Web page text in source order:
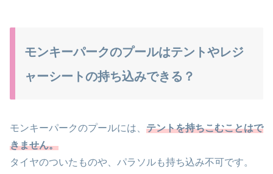
モンキーパークのプールはテントやレジ
ャーシートの持ち込みできる？
モンキーパークのプールには、 テントを持ちこむことはで
きません。
タイヤのついたものや、パラソルも持ち込み不可です。